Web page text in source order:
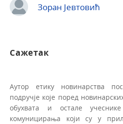
Зоран Јевтовић
Сажетак
Аутор етику новинарства
подручје које поред
обухвата и остале
комуницирања који су у